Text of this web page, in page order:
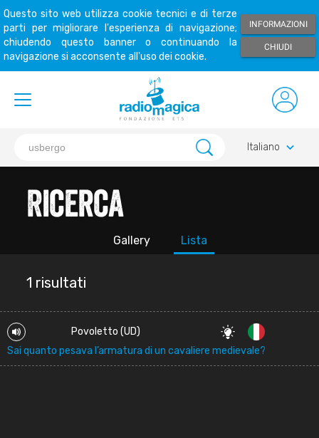
Questo sito web utilizza cookie tecnici e di terze
parti per migliorare l'esperienza di navigazione;
chiudendo questo banner o continuando la
navigazione si acconsente all'uso dei cookie.
INFORMAZIONI
CHIUDI
Italiano keyboard_arrow_down
Ricerca
Gallery Lista
1 risultati
Povoletto (UD)
Sai quanto pesava l’armatura di un cavaliere medievale?